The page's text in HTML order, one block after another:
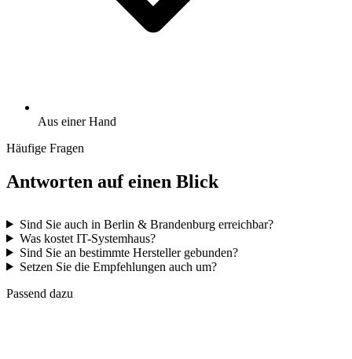
Aus einer Hand
Häufige Fragen
Antworten auf einen Blick
Sind Sie auch in Berlin & Brandenburg erreichbar?
Was kostet IT-Systemhaus?
Sind Sie an bestimmte Hersteller gebunden?
Setzen Sie die Empfehlungen auch um?
Passend dazu